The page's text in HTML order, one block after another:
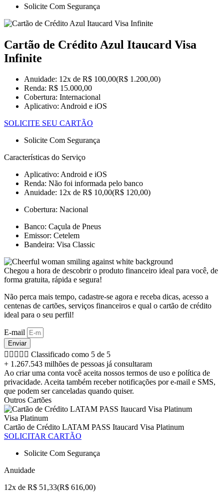
Solicite Com Segurança
Cartão de Crédito Azul Itaucard Visa
Infinite
Anuidade: 12x de R$ 100,00(R$ 1.200,00)
Renda: R$ 15.000,00
Cobertura: Internacional
Aplicativo: Android e iOS
SOLICITE SEU CARTÃO
Solicite Com Segurança
Características do Serviço
Aplicativo: Android e iOS
Renda: Não foi informada pelo banco
Anuidade: 12x de R$ 10,00(R$ 120,00)
Cobertura: Nacional
Banco: Caçula de Pneus
Emissor: Cetelem
Bandeira: Visa Classic
Chegou a hora de descobrir o produto financeiro ideal para você, de
forma gratuita, rápida e segura!
Não perca mais tempo, cadastre-se agora e receba dicas, acesso a
centenas de cartões, serviços financeiros e qual o cartão de crédito
ideal para o seu perfil!
E-mail
Enviar
     Classificado como 5 de 5
+ 1.267.543 milhões de pessoas já consultaram
Ao criar uma conta você aceita nossos termos de uso e política de
privacidade. Aceita também receber notificações por e-mail e SMS,
que podem ser canceladas quando quiser.
Outros Cartões
Visa Platinum
Cartão de Crédito LATAM PASS Itaucard Visa Platinum
SOLICITAR CARTÃO
Solicite Com Segurança
Anuidade
12x de R$ 51,33(R$ 616,00)